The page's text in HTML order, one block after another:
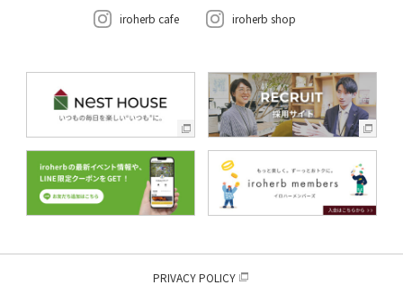
iroherb cafe
iroherb shop
PRIVACY POLICY